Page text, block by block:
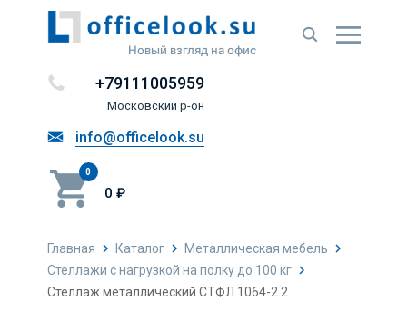
Новый взгляд на офис
+79111005959
Московский р-он
info@officelook.su
0
0 ₽
Главная Каталог
Металлическая мебель
Стеллажи с нагрузкой на полку до 100 кг
Стеллаж металлический СТФЛ 1064-2.2